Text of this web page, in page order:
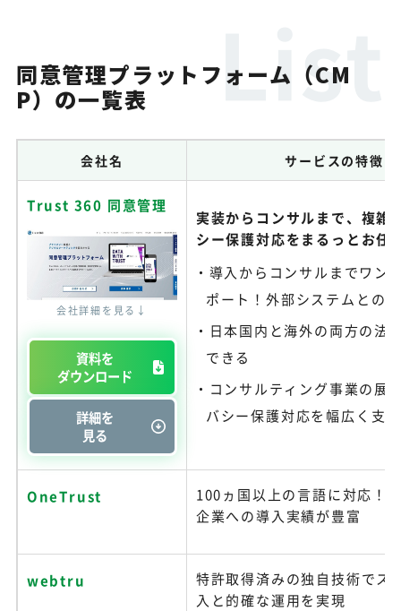
同意管理プラットフォーム（CM
P）の一覧表
会社名 サービスの特徴
Trust 360 同意管理
会社詳細を見る↓
資料を
ダウンロード
詳細を
見る
実装からコンサルまで、複雑
シー保護対応をまるっとお任
導入からコンサルまでワン
ポート！外部システムとの
日本国内と海外の両方の法
できる
コンサルティング事業の展
バシー保護対応を幅広く支援
OneTrust
100ヵ国以上の言語に対応！
企業への導入実績が豊富
webtru
特許取得済みの独自技術でス
入と的確な運用を実現